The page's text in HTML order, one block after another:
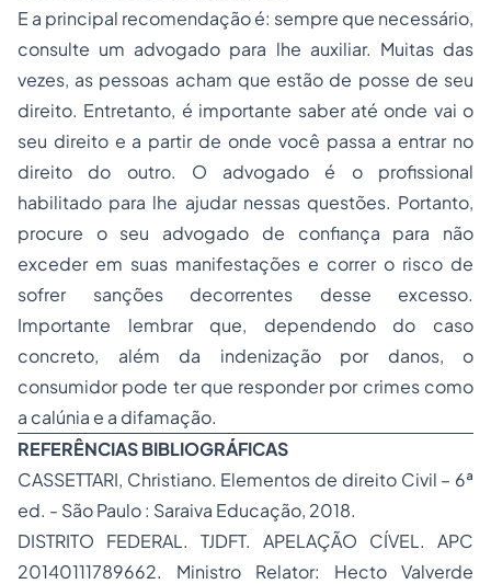
E a principal recomendação é: sempre que necessário,
consulte um advogado para lhe auxiliar. Muitas das
vezes, as pessoas acham que estão de posse de seu
direito. Entretanto, é importante saber até onde vai o
seu direito e a partir de onde você passa a entrar no
direito do outro. O advogado é o profissional
habilitado para lhe ajudar nessas questões. Portanto,
procure o seu advogado de confiança para não
exceder em suas manifestações e correr o risco de
sofrer sanções decorrentes desse excesso.
Importante lembrar que, dependendo do caso
concreto, além da indenização por danos, o
consumidor pode ter que responder por crimes como
a calúnia e a difamação.
REFERÊNCIAS BIBLIOGRÁFICAS
CASSETTARI, Christiano. Elementos de direito Civil – 6ª
ed. - São Paulo : Saraiva Educação, 2018.
DISTRITO FEDERAL. TJDFT. APELAÇÃO CÍVEL. APC
20140111789662. Ministro Relator: Hecto Valverde